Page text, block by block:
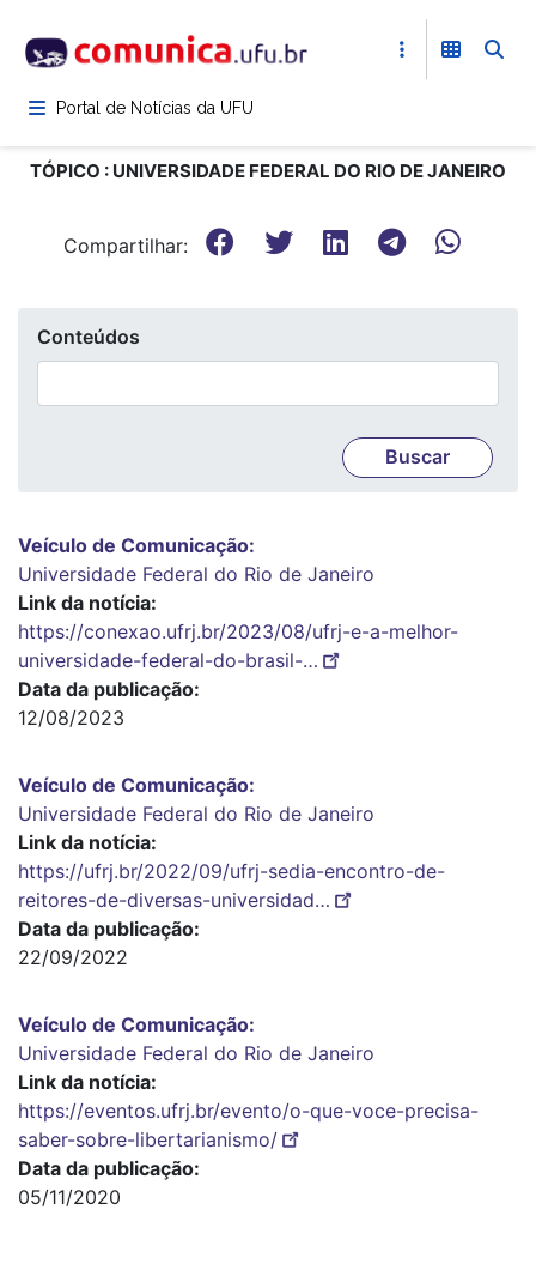
para
conteúdoPortal de Notícias da UFU
TÓPICO : UNIVERSIDADE FEDERAL DO RIO DE JANEIRO
Compartilhar:
Conteúdos
Veículo de Comunicação
Universidade Federal do Rio de Janeiro
Link da notícia
https://conexao.ufrj.br/2023/08/ufrj-e-a-melhor-
universidade-federal-do-brasil-…
Data da publicação
12/08/2023
Veículo de Comunicação
Universidade Federal do Rio de Janeiro
Link da notícia
https://ufrj.br/2022/09/ufrj-sedia-encontro-de-
reitores-de-diversas-universidad…
Data da publicação
22/09/2022
Veículo de Comunicação
Universidade Federal do Rio de Janeiro
Link da notícia
https://eventos.ufrj.br/evento/o-que-voce-precisa-
saber-sobre-libertarianismo/
Data da publicação
05/11/2020